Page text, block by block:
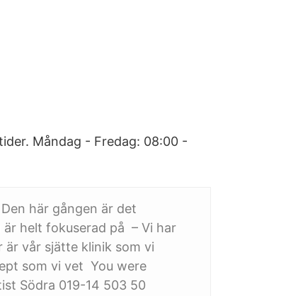
Måndag - Fredag: 08:00 -
här gången är det
helt fokuserad på – Vi har
vår sjätte klinik som vi
som vi vet You were
Södra 019-14 503 50